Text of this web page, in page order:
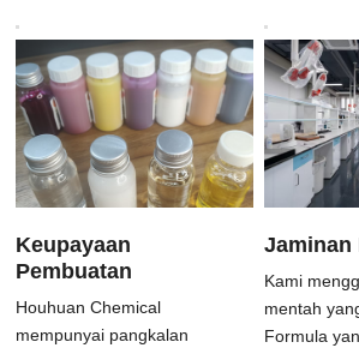
Keupayaan
Pembuatan
Houhuan Chemical
mempunyai pangkalan
Jaminan
Kami
mentah
Formula